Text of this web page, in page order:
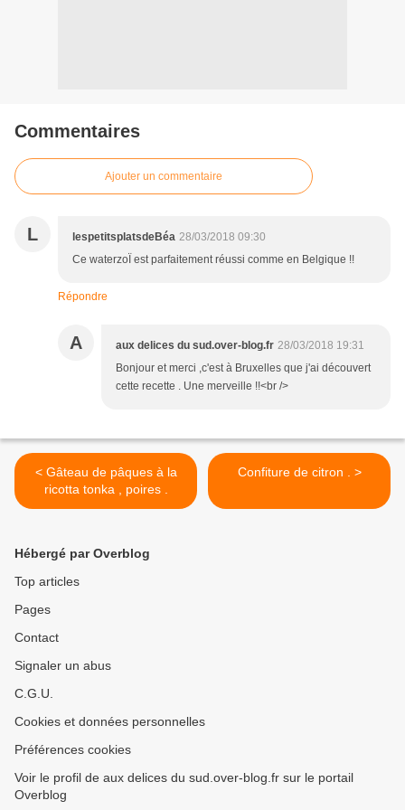
Commentaires
Ajouter un commentaire
L lespetitsplatsdeBéa 28/03/2018 09:30
Ce waterzoÏ est parfaitement réussi comme en Belgique !!
Répondre
A aux delices du sud.over-blog.fr 28/03/2018 19:31
Bonjour et merci ,c'est à Bruxelles que j'ai découvert
cette recette . Une merveille !!<br />
< Gâteau de pâques à la
ricotta tonka , poires .
Confiture de citron . >
Hébergé par Overblog
Top articles
Pages
Contact
Signaler un abus
C.G.U.
Cookies et données personnelles
Préférences cookies
Voir le profil de aux delices du sud.over-blog.fr sur le portail
Overblog